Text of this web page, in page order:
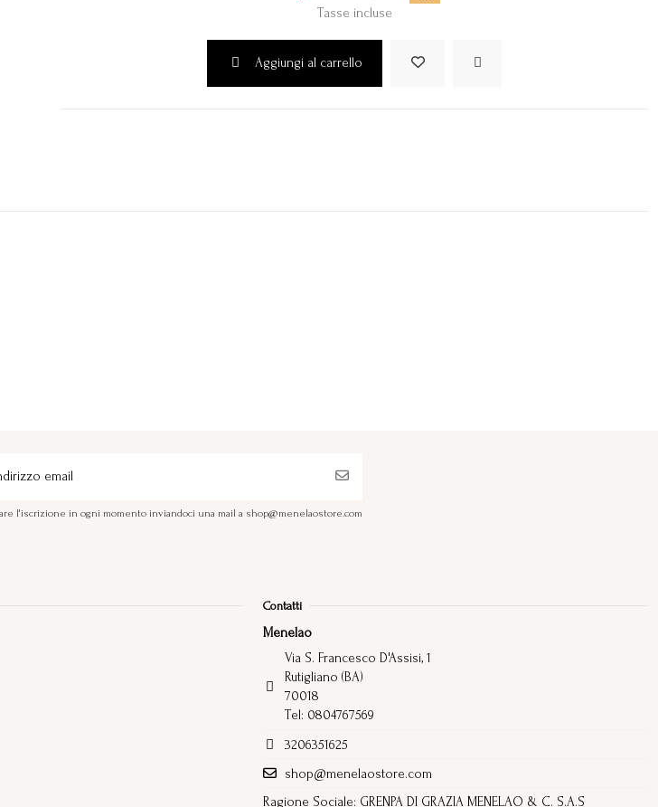
Tasse incluse
Aggiungi al carrello
l'iscrizione in ogni momento inviandoci una mail a shop@menelaostore.com
Contatti
Menelao
Via S. Francesco D'Assisi, 1
Rutigliano (BA)
70018
Tel: 0804767569
3206351625
shop@menelaostore.com
Ragione Sociale: GRENPA DI GRAZIA MENELAO & C. S.A.S